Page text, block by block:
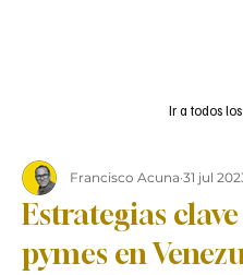
Ir a todos
Estrategias
pymes en
Francisco Acuna 31 jul